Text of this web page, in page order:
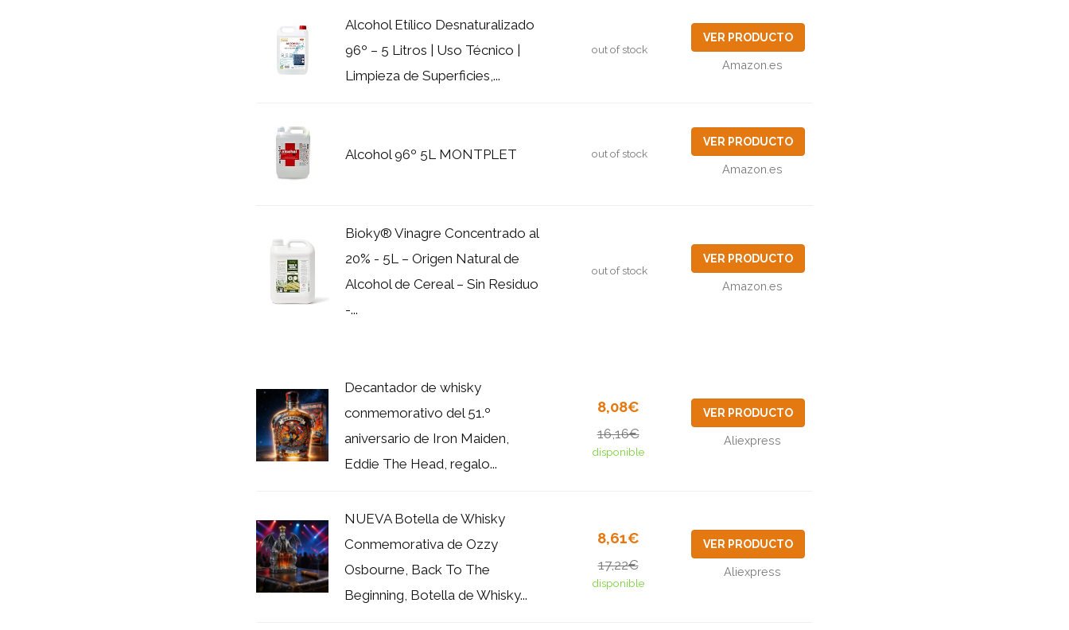
Alcohol Etílico Desnaturalizado
96º – 5 Litros | Uso Técnico |
Limpieza de Superficies,...
out of stock
VER PRODUCTO
Amazon.es
Alcohol 96º 5L MONTPLET out of stock
VER PRODUCTO
Amazon.es
Bioky® Vinagre Concentrado al
20% - 5L – Origen Natural de
Alcohol de Cereal – Sin Residuo
-...
out of stock
VER PRODUCTO
Amazon.es
Decantador de whisky
conmemorativo del 51.º
aniversario de Iron Maiden,
Eddie The Head, regalo...
8,08€
16,16€
disponible
VER PRODUCTO
Aliexpress
NUEVA Botella de Whisky
Conmemorativa de Ozzy
Osbourne, Back To The
Beginning, Botella de Whisky...
8,61€
17,22€
disponible
VER PRODUCTO
Aliexpress